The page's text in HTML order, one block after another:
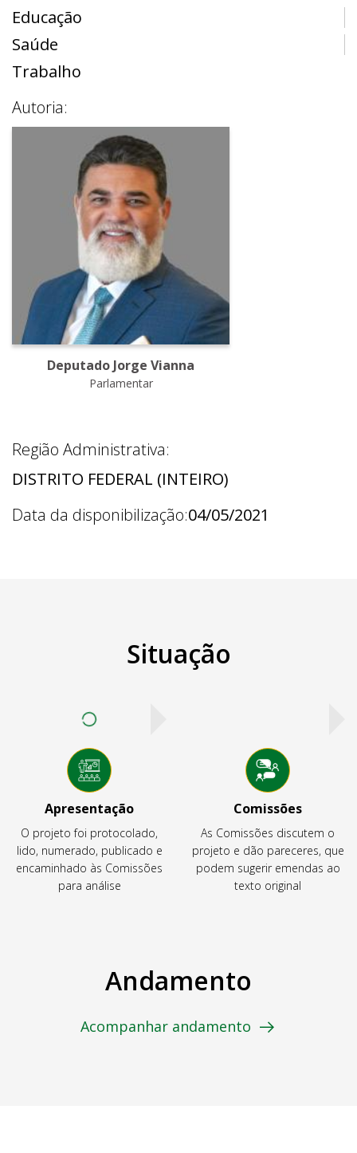
Educação
Saúde
Trabalho
Autoria:
Deputado Jorge Vianna
Parlamentar
Região Administrativa:
DISTRITO FEDERAL (INTEIRO)
Data da disponibilização:04/05/2021
Situação
Apresentação
O projeto foi protocolado,
lido, numerado, publicado e
encaminhado às Comissões
para análise
Comissões
As Comissões discutem o
projeto e dão pareceres, que
podem sugerir emendas ao
texto original
Andamento
Acompanhar andamento